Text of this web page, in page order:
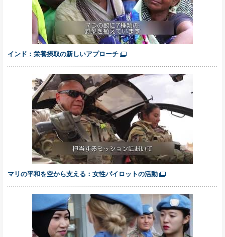
インド：栄養摂取の新しいアプローチ
マリの平和を空から支える：女性パイロットの活動